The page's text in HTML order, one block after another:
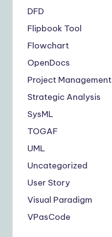
DFD
Flipbook Tool
Flowchart
OpenDocs
Project Management
Strategic Analysis
SysML
TOGAF
UML
Uncategorized
User Story
Visual Paradigm
VPasCode